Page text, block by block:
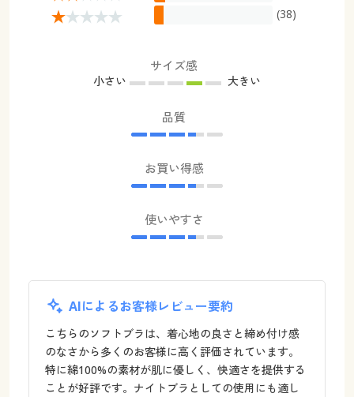
(38)
サイズ感
小さい 大きい
品質
お買い得感
使いやすさ
AIによるお客様レビュー要約
こちらのソフトブラは、着心地の良さと締め付け感
のなさから多くのお客様に高く評価されています。
特に綿100%の素材が肌に優しく、快適さを提供する
ことが好評です。ナイトブラとしての使用にも適し